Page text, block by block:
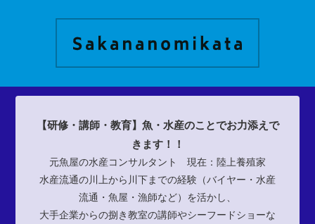
【研修・講師・教育】魚・水産のことでお力添えで
きます！！
元魚屋の水産コンサルタント 現在：陸上養殖家
水産流通の川上から川下までの経験（バイヤー・水産
流通・魚屋・漁師など）を活かし、
大手企業からの捌き教室の講師やシーフードショーな